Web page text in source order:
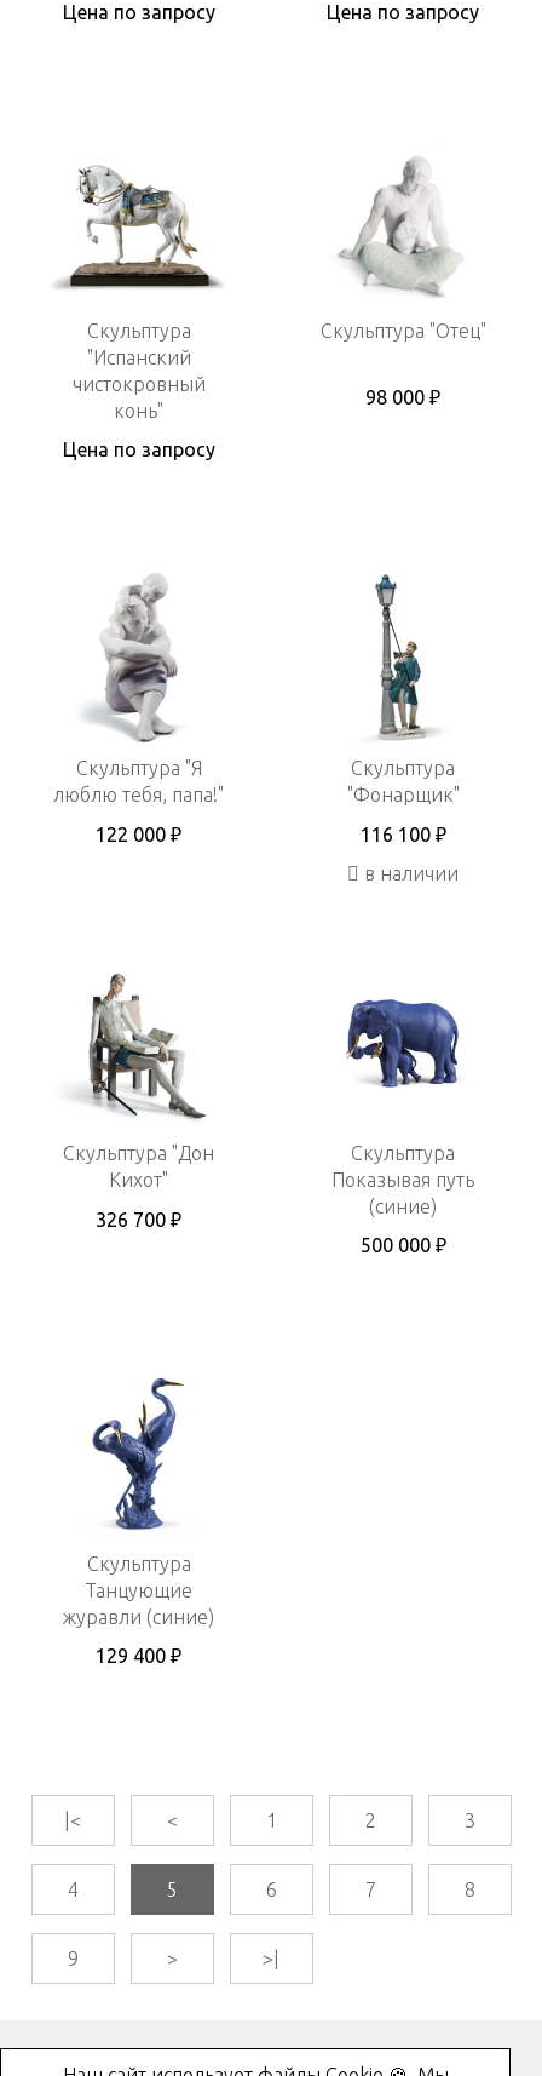
Цена по запросу
Цена по запросу
Скульптура
"Испанский
чистокровный
конь"
Цена по запросу
Скульптура "Отец"
98 000 ₽
Скульптура "Я
люблю тебя, папа!"
122 000 ₽
Скульптура
"Фонарщик"
116 100 ₽
в наличии
Скульптура "Дон
Кихот"
326 700 ₽
Скульптура
Показывая путь
(синие)
500 000 ₽
Скульптура
Танцующие
журавли (синие)
129 400 ₽
|< < 1 2 3
4 5 6 7 8
9 > >|